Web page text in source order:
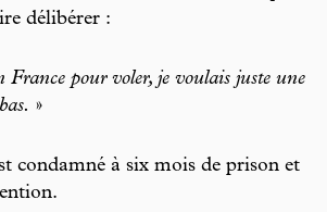
délibérer :
France pour voler, je voulais juste une
»
condamné à six mois de prison et